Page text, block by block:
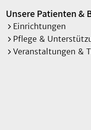
Unsere Patienten &
Einrichtungen
Pflege &
Veranstaltungen &